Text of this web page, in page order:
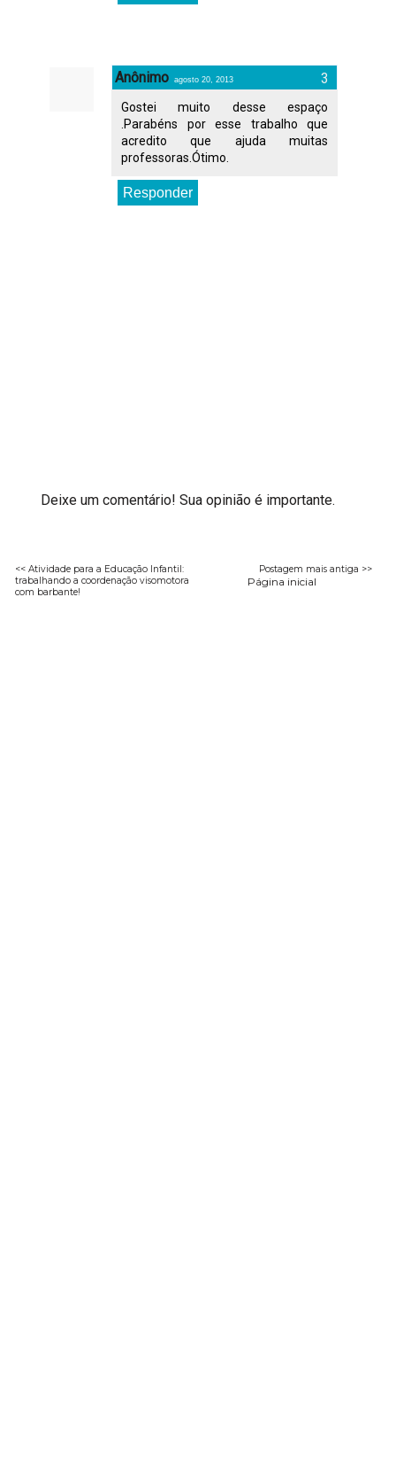
Anônimo agosto 20, 2013
Gostei muito desse espaço
.Parabéns por esse trabalho que
acredito que ajuda muitas
professoras.Ótimo.
Responder
Deixe um comentário! Sua opinião é importante.
<< Atividade para a Educação Infantil:
trabalhando a coordenação visomotora
com barbante!
Postagem mais antiga >>
Página inicial